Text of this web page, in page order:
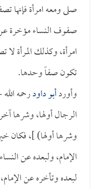
صلى ومعه امرأة فإنها
صفوف النساء مؤخرة
امرأة، وكذلك المرأة لا
تكون صفاً وحدها.
وأوردأبو داودرحمه
الرجال أولها، وشرها
وشرها أولها) ]، فكان
الإمام، ولبعده عن
لبعده وتأخره عن